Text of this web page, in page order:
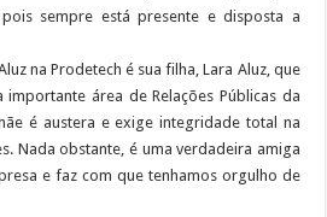
sempre está presente e disposta a
na Prodetech é sua filha, Lara Aluz, que
área de Relações Públicas da
é austera e exige integridade total na
Nada obstante, é uma verdadeira amiga
e faz com que tenhamos orgulho de